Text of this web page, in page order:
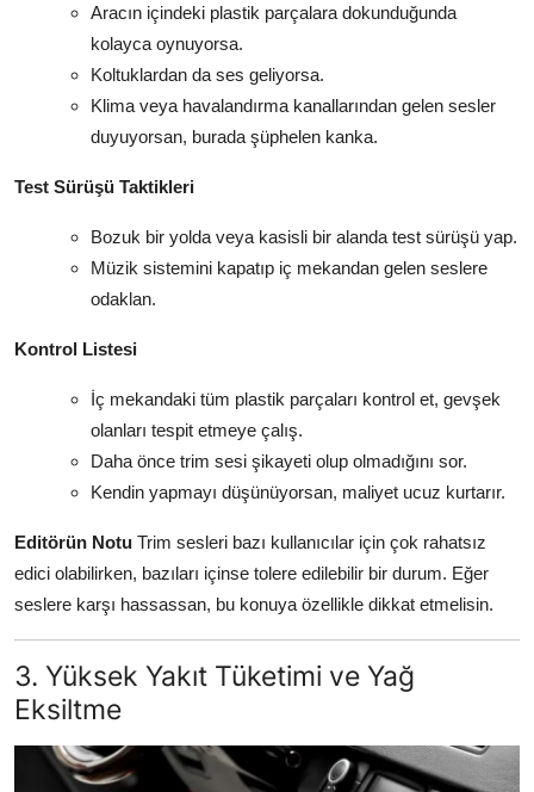
Aracın içindeki plastik parçalara dokunduğunda
kolayca oynuyorsa.
Koltuklardan da ses geliyorsa.
Klima veya havalandırma kanallarından gelen sesler
duyuyorsan, burada şüphelen kanka.
Test Sürüşü Taktikleri
Bozuk bir yolda veya kasisli bir alanda test sürüşü yap.
Müzik sistemini kapatıp iç mekandan gelen seslere
odaklan.
Kontrol Listesi
İç mekandaki tüm plastik parçaları kontrol et, gevşek
olanları tespit etmeye çalış.
Daha önce trim sesi şikayeti olup olmadığını sor.
Kendin yapmayı düşünüyorsan, maliyet ucuz kurtarır.
Editörün Notu Trim sesleri bazı kullanıcılar için çok rahatsız
edici olabilirken, bazıları içinse tolere edilebilir bir durum. Eğer
seslere karşı hassassan, bu konuya özellikle dikkat etmelisin.
3. Yüksek Yakıt Tüketimi ve Yağ
Eksiltme